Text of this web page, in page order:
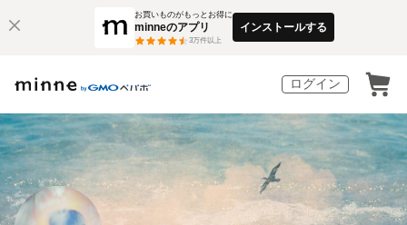
お買いものがもっとお得に
minneのアプリ
3万件以上
インストールする
ログイン